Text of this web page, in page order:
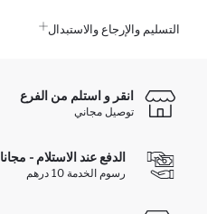
التسليم والإرجاع والاستبدال
انقر و استلم من الفرع
توصيل مجاني
الدفع عند الاستلام - مجانا
رسوم الخدمة 10 درهم